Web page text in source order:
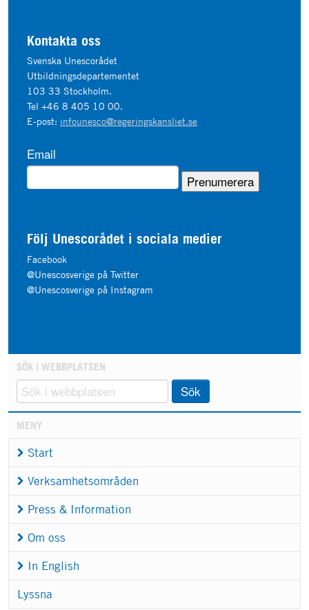
Kontakta oss
Svenska Unescorådet
Utbildningsdepartementet
103 33 Stockholm.
Tel +46 8 405 10 00.
E-post: infounesco@regeringskansliet.se
Email
Följ Unescorådet i sociala medier
Facebook
@Unescosverige på Twitter
@Unescosverige på Instagram
SÖK I WEBBPLATSEN
Sök
MENY
Start
Verksamhetsområden
Press & Information
Om oss
In English
Lyssna